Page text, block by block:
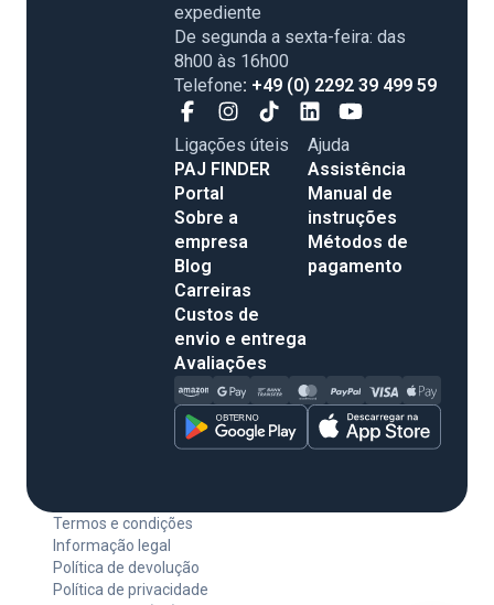
expediente
De segunda a sexta-feira: das
8h00 às 16h00
Telefone: +49 (0) 2292 39 499 59
Ligações úteis
PAJ FINDER
Portal
Sobre a
empresa
Blog
Carreiras
Custos de
envio e entrega
Avaliações
Ajuda
Assistência
Manual de
instruções
Métodos de
pagamento
Termos e condições
Informação legal
Política de devolução
Política de privacidade